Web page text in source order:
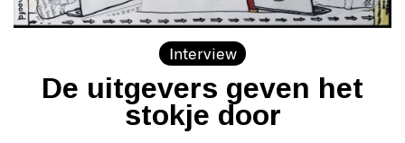
Interview
De uitgevers geven het
stokje door